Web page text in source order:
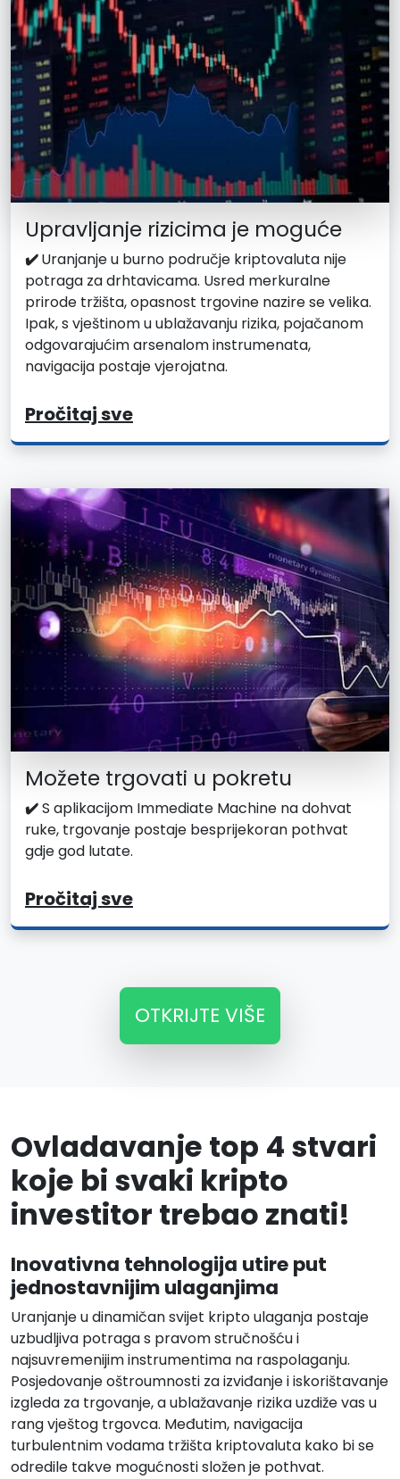
Upravljanje rizicima je moguće
✔️Uranjanje u burno područje kriptovaluta nije
potraga za drhtavicama. Usred merkuralne
prirode tržišta, opasnost trgovine nazire se velika.
Ipak, s vještinom u ublažavanju rizika, pojačanom
odgovarajućim arsenalom instrumenata,
navigacija postaje vjerojatna.
Pročitaj sve
Možete trgovati u pokretu
✔️S aplikacijom Immediate Machine na dohvat
ruke, trgovanje postaje besprijekoran pothvat
gdje god lutate.
Pročitaj sve
OTKRIJTE VIŠE
Ovladavanje top 4 stvari
koje bi svaki kripto
investitor trebao znati!
Inovativna tehnologija utire put
jednostavnijim ulaganjima
Uranjanje u dinamičan svijet kripto ulaganja postaje
uzbudljiva potraga s pravom stručnošću i
najsuvremenijim instrumentima na raspolaganju.
Posjedovanje oštroumnosti za izviđanje i iskorištavanje
izgleda za trgovanje, a ublažavanje rizika uzdiže vas u
rang vještog trgovca. Međutim, navigacija
turbulentnim vodama tržišta kriptovaluta kako bi se
odredile takve mogućnosti složen je pothvat.